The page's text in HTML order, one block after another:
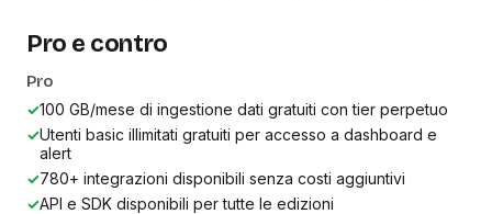
Pro e contro
Pro
✓100 GB/mese di ingestione dati gratuiti con tier perpetuo
✓Utenti basic illimitati gratuiti per accesso a dashboard e
alert
✓780+ integrazioni disponibili senza costi aggiuntivi
✓API e SDK disponibili per tutte le edizioni